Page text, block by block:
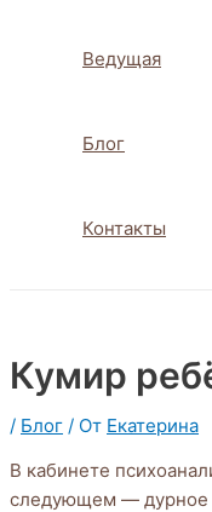
Ведущая
Блог
Контакты
Кумир
/ Блог / От Екатерина
В кабинете
следующем — дурное